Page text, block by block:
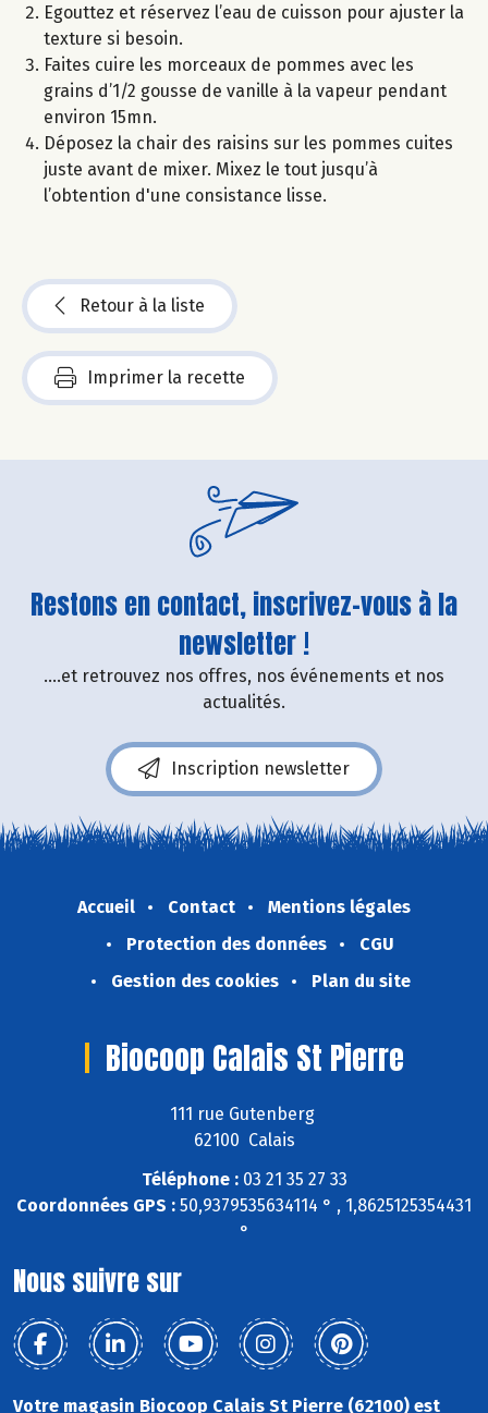
Egouttez et réservez l’eau de cuisson pour ajuster la
texture si besoin.
Faites cuire les morceaux de pommes avec les
grains d’1/2 gousse de vanille à la vapeur pendant
environ 15mn.
Déposez la chair des raisins sur les pommes cuites
juste avant de mixer. Mixez le tout jusqu’à
l’obtention d'une consistance lisse.
Retour à la liste
Imprimer la recette
Restons en contact, inscrivez-vous à la
newsletter !
....et retrouvez nos offres, nos événements et nos
actualités.
Inscription newsletter
Accueil Contact
Mentions légales
Protection des données
CGU
Gestion des cookies
Plan du site
Biocoop Calais St Pierre
111 rue Gutenberg
62100 Calais
Téléphone :03 21 35 27 33
Coordonnées GPS : 50,9379535634114 ° , 1,8625125354431
°
Nous suivre sur
Votre magasin Biocoop Calais St Pierre (62100) est